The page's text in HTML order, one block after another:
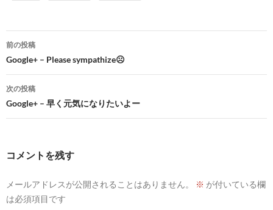
投
稿
ナ
ビ
ゲ
ョ
前の投稿
Google+ – Please sympathize☹
次の投稿
Google+ – 早く元気になりたいよー
コメントを残す
メールアドレスが公開されることはありません。 ※ が付いている欄
は必須項目です